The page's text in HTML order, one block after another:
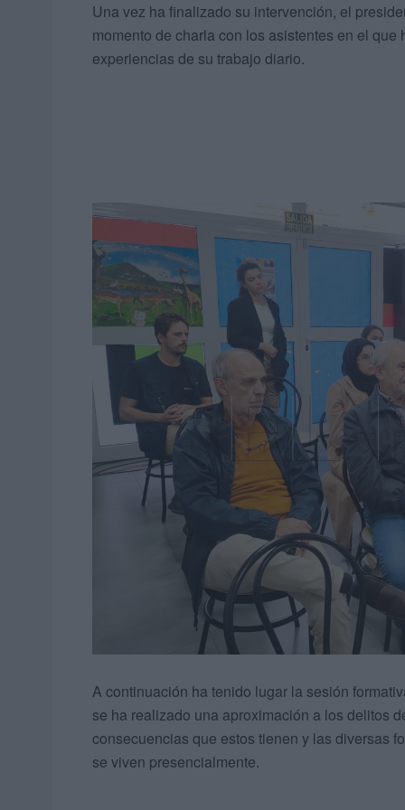
Una vez ha finalizado su intervención, el
momento de charla con los asistentes en el
experiencias de su trabajo diario.
A continuación ha tenido lugar la sesión
se ha realizado una aproximación a los delitos
consecuencias que estos tienen y las diversas
se viven presencialmente.